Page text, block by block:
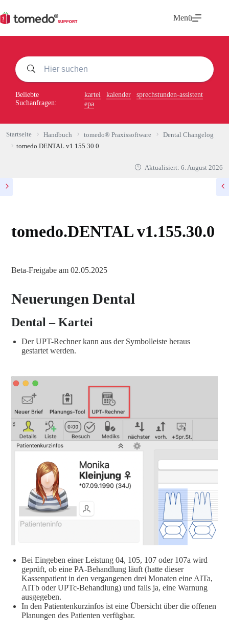
Inhalt
springen
Menü
Beliebte
Suchanfragen:
kartei kalender
sprechstunden-assistent
epa
Startseite Handbuch tomedo® Praxissoftware
Dental Changelog
tomedo.DENTAL v1.155.30.0
Aktualisiert: 6. August 2026
tomedo.DENTAL v1.155.30.0
Beta-Freigabe am 02.05.2025
Neuerungen Dental
Dental – Kartei
Der UPT-Rechner kann aus der Symbolleiste heraus
gestartet werden.
Bei Eingeben einer Leistung 04, 105, 107 oder 107a wird
geprüft, ob eine PA-Behandlung läuft (hatte dieser
Kassenpatient in den vergangenen drei Monaten eine AITa,
AITb oder UPTc-Behandlung) und falls ja, eine Warnung
ausgegeben.
In den Patientenkurzinfos ist eine Übersicht über die offenen
Planungen des Patienten verfügbar.